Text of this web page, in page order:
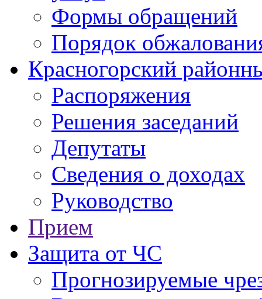
Формы обращений
Порядок
Красногорский
Распоряжения
Решения заседаний
Депутаты
Сведения о доходах
Руководство
Прием
Защита от ЧС
Прогнозируемые